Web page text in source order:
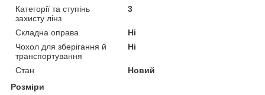
Категорії та ступінь
захисту лінз
3
Складна оправа
Ні
Чохол для зберігання й
транспортування
Ні
Стан
Новий
Розміри